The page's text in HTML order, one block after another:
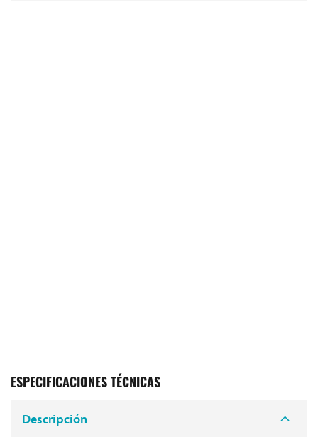
ESPECIFICACIONES TÉCNICAS
Descripción